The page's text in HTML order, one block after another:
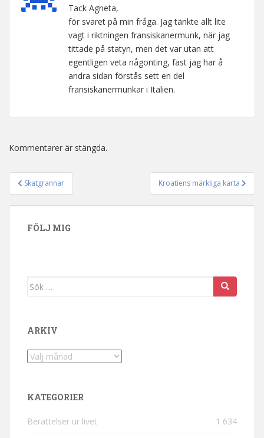
Tack Agneta,
för svaret på min fråga. Jag tänkte allt lite
vagt i riktningen fransiskanermunk, när jag
tittade på statyn, men det var utan att
egentligen veta någonting, fast jag har å
andra sidan förstås sett en del
fransiskanermunkar i Italien.
Kommentarer är stängda.
Inläggsnavigering
Skatgrannar Kroatiens märkliga karta
FÖLJ MIG
Sök efter:
ARKIV
Arkiv
KATEGORIER
Berättelser ur livet 1 634